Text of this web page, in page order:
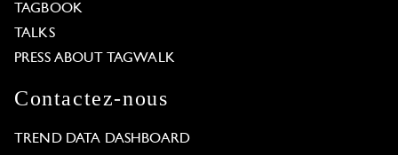
TAGBOOK
TALKS
PRESS ABOUT TAGWALK
Contactez-nous
TREND DATA DASHBOARD